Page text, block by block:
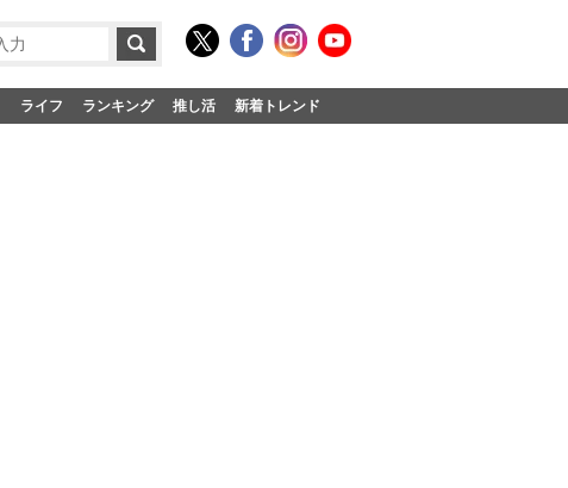
ライフ ランキング 推し活 新着トレンド